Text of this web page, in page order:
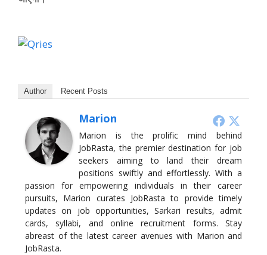
Author Recent Posts
Marion
Marion is the prolific mind behind
JobRasta, the premier destination for job
seekers aiming to land their dream
positions swiftly and effortlessly. With a
passion for empowering individuals in their career
pursuits, Marion curates JobRasta to provide timely
updates on job opportunities, Sarkari results, admit
cards, syllabi, and online recruitment forms. Stay
abreast of the latest career avenues with Marion and
JobRasta.